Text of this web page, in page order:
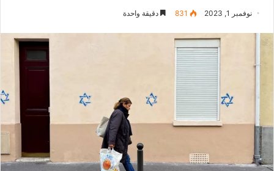
نوفمبر 1, 2023 831 دقيقة واحدة